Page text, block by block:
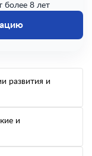
более 8 лет
развития и
и